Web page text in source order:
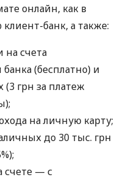
онлайн, как в
банк, а также:
счета
(бесплатно) и
(3 грн за платеж
на личную карту;
до 30 тыс. грн
счете — с